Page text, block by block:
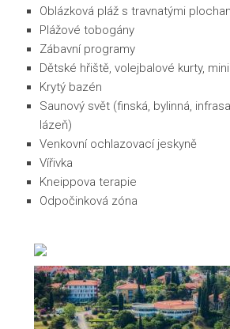
Oblázková pláž s travnatými
Plážové tobogány
Zábavní programy
Dětské hřiště, volejbalové kurty,
Krytý bazén
Saunový svět (finská, bylinná,
lázeň)
Venkovní ochlazovací jeskyně
Vířivka
Kneippova terapie
Odpočinková zóna